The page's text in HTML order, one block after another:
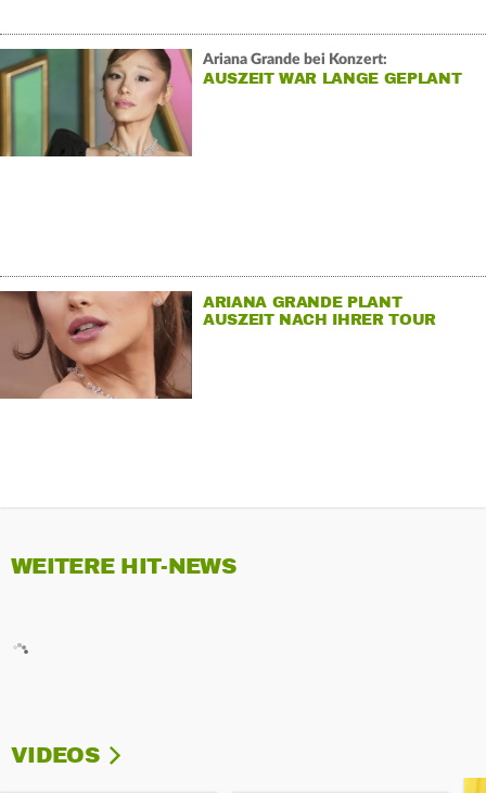
Ariana Grande bei Konzert:
AUSZEIT WAR LANGE GEPLANT
ARIANA GRANDE PLANT
AUSZEIT NACH IHRER TOUR
WEITERE HIT-NEWS
VIDEOS